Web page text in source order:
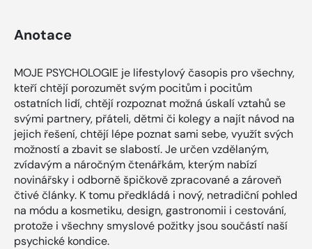
Anotace
MOJE PSYCHOLOGIE je lifestylový časopis pro všechny,
kteří chtějí porozumět svým pocitům i pocitům
ostatních lidí, chtějí rozpoznat možná úskalí vztahů se
svými partnery, přáteli, dětmi či kolegy a najít návod na
jejich řešení, chtějí lépe poznat sami sebe, využít svých
možností a zbavit se slabostí. Je určen vzdělaným,
zvídavým a náročným čtenářkám, kterým nabízí
novinářsky i odborně špičkově zpracované a zároveň
čtivé články. K tomu předkládá i nový, netradiční pohled
na módu a kosmetiku, design, gastronomii i cestování,
protože i všechny smyslové požitky jsou součástí naší
psychické kondice.